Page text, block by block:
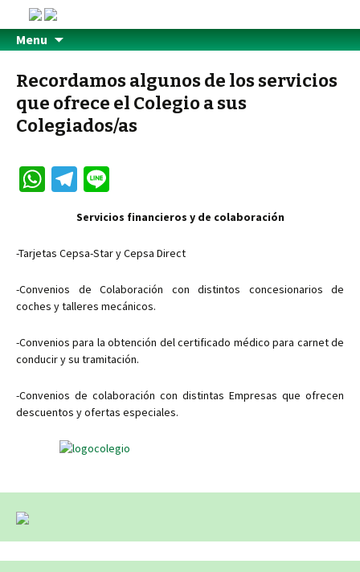
Menu
Recordamos algunos de los servicios
que ofrece el Colegio a sus
Colegiados/as
W
sA
p
p
Te
le
gr
a
m
n
e
Servicios financieros y de colaboración
-Tarjetas Cepsa-Star y Cepsa Direct
-Convenios de Colaboración con distintos concesionarios de
coches y talleres mecánicos.
-Convenios para la obtención del certificado médico para carnet de
conducir y su tramitación.
-Convenios de colaboración con distintas Empresas que ofrecen
descuentos y ofertas especiales.